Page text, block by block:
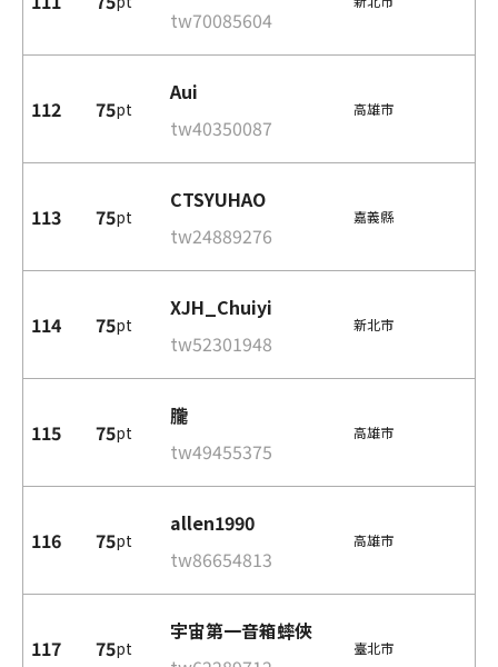
tw70085604
112 75pt
Aui
tw40350087
高雄市
113 75pt
CTSYUHAO
tw24889276
嘉義縣
114 75pt
XJH_Chuiyi
tw52301948
新北市
115 75pt
朧
tw49455375
高雄市
116 75pt
allen1990
tw86654813
高雄市
117 75pt
宇宙第一音箱蟀俠
臺北市